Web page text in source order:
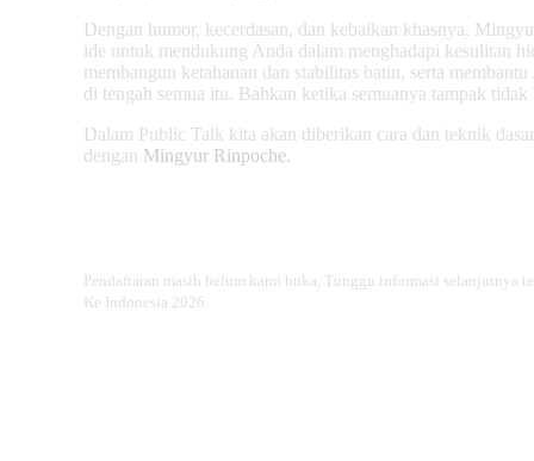
Dengan humor, kecerdasan, dan kebaikan khasnya,
ide untuk mendukung Anda dalam menghadapi kesulitan
membangun ketahanan dan stabilitas batin, serta
di tengah semua itu. Bahkan ketika semuanya tampak
Dalam Public Talk kita akan diberikan cara dan teknik
dengan Mingyur Rinpoche.
Pendaftaran masih belum kami buka, Tunggu informasi selanjutnya
Ke Indonesia 2026.